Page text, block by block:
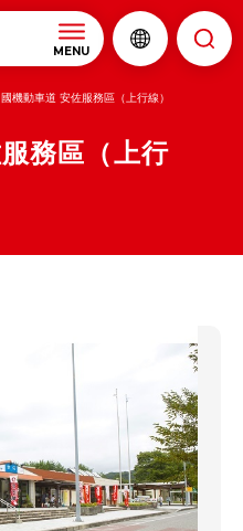
MENU
機動車道 安佐服務區（上行線）
務區（上行